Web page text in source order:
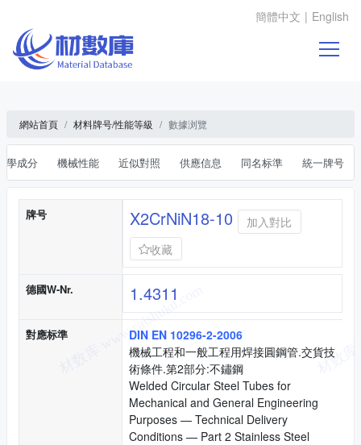
簡體中文 | English
網站首頁 材料牌号/性能等級 數據浏覽
學成分 機械性能 近似對照 供應信息 同名标準 統一牌号
基本信息
牌号 X2CrNiN18-10
加入對比
收藏
德國W-Nr. 1.4311
對應标準
DIN EN 10296-2-2006
機械工程和一般工程用焊接圓鋼管.交貨技
術條件.第2部分:不鏽鋼
Welded Circular Steel Tubes for
Mechanical and General Engineering
Purposes — Technical Delivery
Conditions — Part 2 Stainless Steel